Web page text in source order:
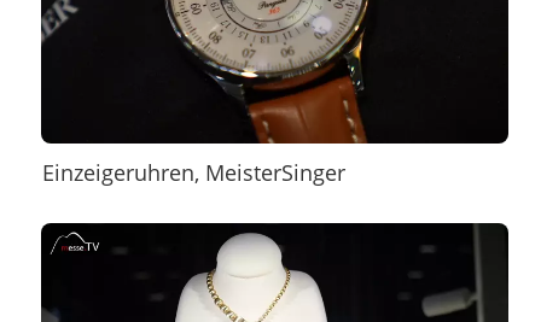
Einzeigeruhren, MeisterSinger